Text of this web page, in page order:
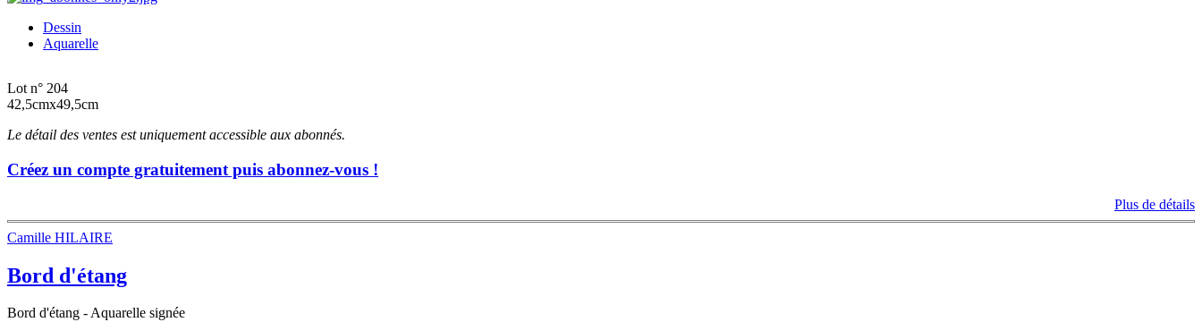
Dessin
Aquarelle
Lot n° 204
42,5cmx49,5cm
Le détail des ventes est uniquement accessible aux abonnés.
Créez un compte gratuitement puis abonnez-vous !
Plus de détails
Camille HILAIRE
Bord d'étang
Bord d'étang - Aquarelle signée